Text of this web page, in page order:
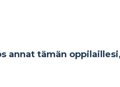
annat tämän